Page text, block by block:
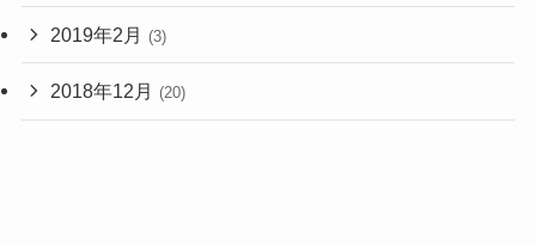
2019年2月 (3)
2018年12月 (20)